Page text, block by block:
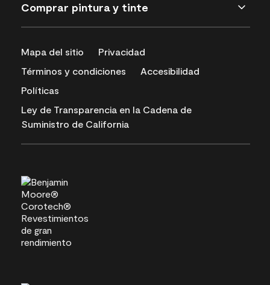
Comprar pintura y tinte
Mapa del sitio
Privacidad
Términos y condiciones
Accesibilidad
Políticas
Ley de Transparencia en la Cadena de
Suministro de California